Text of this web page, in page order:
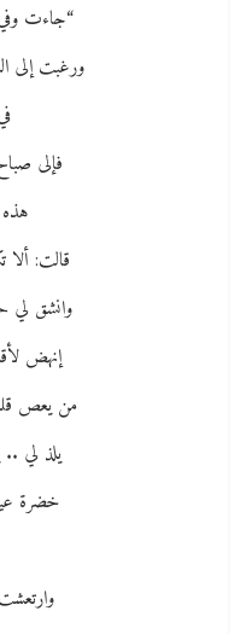
“جاءت
ورغبت إلى
فإلى
قالت:
وانشق
إنهض
من يعص
يلذ لي
خضرة